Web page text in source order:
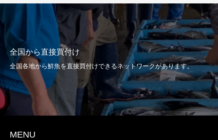
全国から直接買付け
全国各地から鮮魚を直接買付けできるネットワークがあります。
MENU